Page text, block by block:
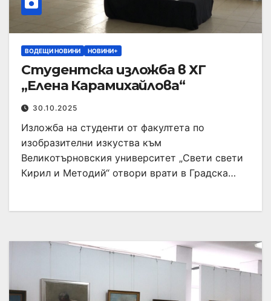
ВОДЕЩИ НОВИНИ НОВИНИ+
Студентска изложба в ХГ
„Елена Карамихайлова“
30.10.2025
Изложба на студенти от факултета по
изобразителни изкуства към
Великотърновския университет „Свети свети
Кирил и Методий“ отвори врати в Градска…